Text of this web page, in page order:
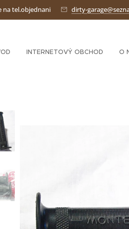
na tel.objednani dirty-
INTERNETOVÝ OBCHOD O